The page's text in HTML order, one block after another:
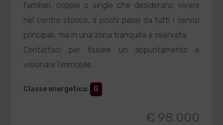
familiari, coppie o single che desiderano vivere
nel centro storico, a pochi passi da tutti i servizi
principali, ma in una zona tranquilla e riservata.
Contattaci per fissare un appuntamento e
visionare l'immobile.
Classe energetica: G
€ 98.000